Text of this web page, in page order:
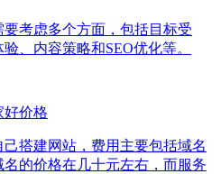
考虑多个方面，包括目标受
、内容策略和SEO优化等。
好价格
搭建网站，费用主要包括域名
的价格在几十元左右，而服务